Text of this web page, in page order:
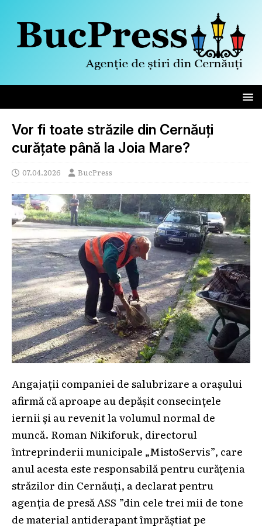
Vor fi toate străzile din Cernăuți
curățate până la Joia Mare?
07.04.2026 BucPress
Angajații companiei de salubrizare a orașului
afirmă că aproape au depășit consecințele
iernii și au revenit la volumul normal de
muncă. Roman Nikiforuk, directorul
întreprinderii municipale „MistoServis”, care
anul acesta este responsabilă pentru curățenia
străzilor din Cernăuți, a declarat pentru
agenția de presă ASS ”din cele trei mii de tone
de material antiderapant împrăștiat pe